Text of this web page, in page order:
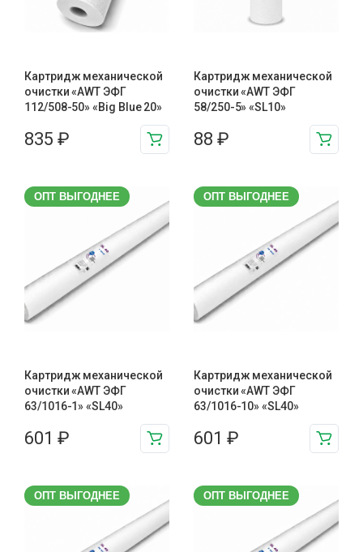
Картридж механической
очистки «AWT ЭФГ
112/508-50» «Big Blue 20»
835 ₽
Картридж механической
очистки «AWT ЭФГ
58/250-5» «SL10»
88 ₽
ОПТ ВЫГОДНЕЕ
Картридж механической
очистки «AWT ЭФГ
63/1016-1» «SL40»
601 ₽
ОПТ ВЫГОДНЕЕ
Картридж механической
очистки «AWT ЭФГ
63/1016-10» «SL40»
601 ₽
ОПТ ВЫГОДНЕЕ ОПТ ВЫГОДНЕЕ